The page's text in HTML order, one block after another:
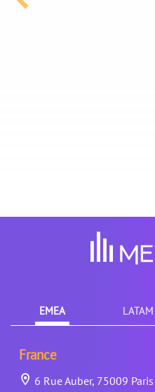
EMEA LATAM
France
6 Rue Auber, 75009 Paris